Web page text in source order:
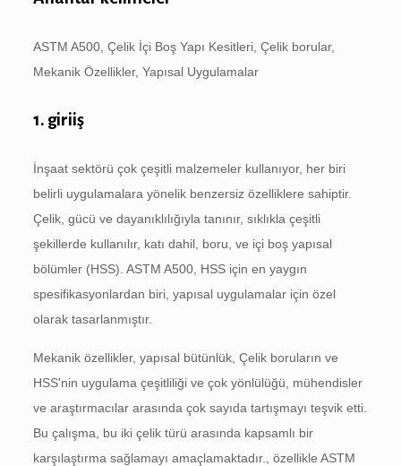
ASTM A500, Çelik İçi Boş Yapı Kesitleri, Çelik borular,
Mekanik Özellikler, Yapısal Uygulamalar
1. giriiş
İnşaat sektörü çok çeşitli malzemeler kullanıyor, her biri
belirli uygulamalara yönelik benzersiz özelliklere sahiptir.
Çelik, gücü ve dayanıklılığıyla tanınır, sıklıkla çeşitli
şekillerde kullanılır, katı dahil, boru, ve içi boş yapısal
bölümler (HSS). ASTM A500, HSS için en yaygın
spesifikasyonlardan biri, yapısal uygulamalar için özel
olarak tasarlanmıştır.
Mekanik özellikler, yapısal bütünlük, Çelik boruların ve
HSS'nin uygulama çeşitliliği ve çok yönlülüğü, mühendisler
ve araştırmacılar arasında çok sayıda tartışmayı teşvik etti.
Bu çalışma, bu iki çelik türü arasında kapsamlı bir
karşılaştırma sağlamayı amaçlamaktadır., özellikle ASTM